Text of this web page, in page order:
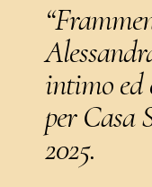
intimo ed
per Casa
2025.